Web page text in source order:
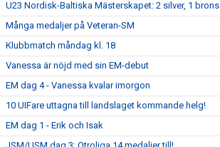
U23 Nordisk-Baltiska Mästerskapet: 2 silver, 1 brons
Många medaljer på Veteran-SM
Klubbmatch måndag kl. 18
Vanessa är nöjd med sin EM-debut
EM dag 4 - Vanessa kvalar imorgon
10 UIFare uttagna till landslaget kommande helg!
EM dag 1 - Erik och Isak